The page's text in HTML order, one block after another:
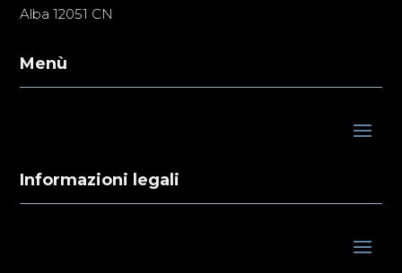
Alba 12051 CN
Menù
Informazioni legali